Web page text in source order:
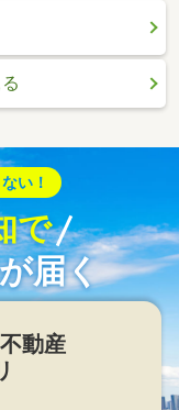
い！
で
届く
動産